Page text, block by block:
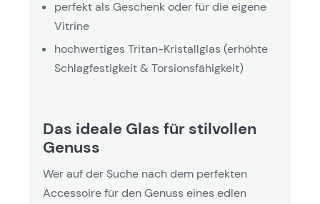
perfekt als Geschenk oder für die eigene
Vitrine
hochwertiges Tritan-Kristallglas (erhöhte
Schlagfestigkeit & Torsionsfähigkeit)
Das ideale Glas für stilvollen
Genuss
Wer auf der Suche nach dem perfekten
Accessoire für den Genuss eines edlen